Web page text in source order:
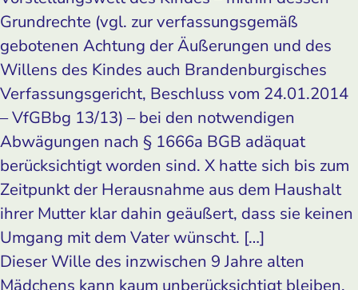
Grundrechte (vgl. zur verfassungsgemäß
gebotenen Achtung der Äußerungen und des
Willens des Kindes auch Brandenburgisches
Verfassungsgericht, Beschluss vom 24.01.2014
– VfGBbg 13/13) – bei den notwendigen
Abwägungen nach § 1666a BGB adäquat
berücksichtigt worden sind. X hatte sich bis zum
Zeitpunkt der Herausnahme aus dem Haushalt
ihrer Mutter klar dahin geäußert, dass sie keinen
Umgang mit dem Vater wünscht. […]
Dieser Wille des inzwischen 9 Jahre alten
Mädchens kann kaum unberücksichtigt bleiben.